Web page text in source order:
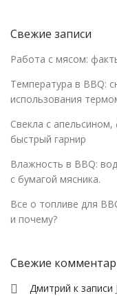
Свежие записи
Работа с мясом:
Температура в BBQ:
использования
Свекла с
быстрый гарнир
Влажность в BBQ:
с бумагой мясника.
Все о топливе для
и почему?
Свежие
Дмитрий к записи